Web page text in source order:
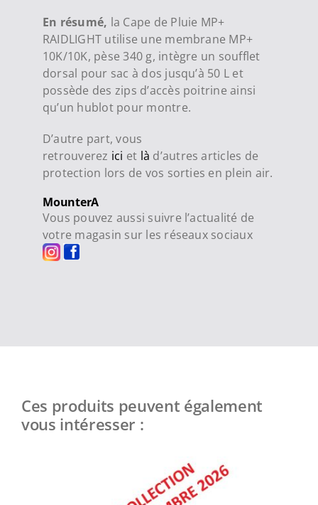
En résumé, la Cape de Pluie MP+
RAIDLIGHT utilise une membrane MP+
10K/10K, pèse 340 g, intègre un soufflet
dorsal pour sac à dos jusqu’à 50 L et
possède des zips d’accès poitrine ainsi
qu’un hublot pour montre.
D’autre part, vous
retrouverez ici et là d’autres articles de
protection lors de vos sorties en plein air.
MounterA
Vous pouvez aussi suivre l’actualité de
votre magasin sur les réseaux sociaux
Ces produits peuvent également
vous intéresser :